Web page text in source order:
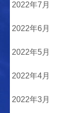
2022年7月
2022年6月
2022年5月
2022年4月
2022年3月